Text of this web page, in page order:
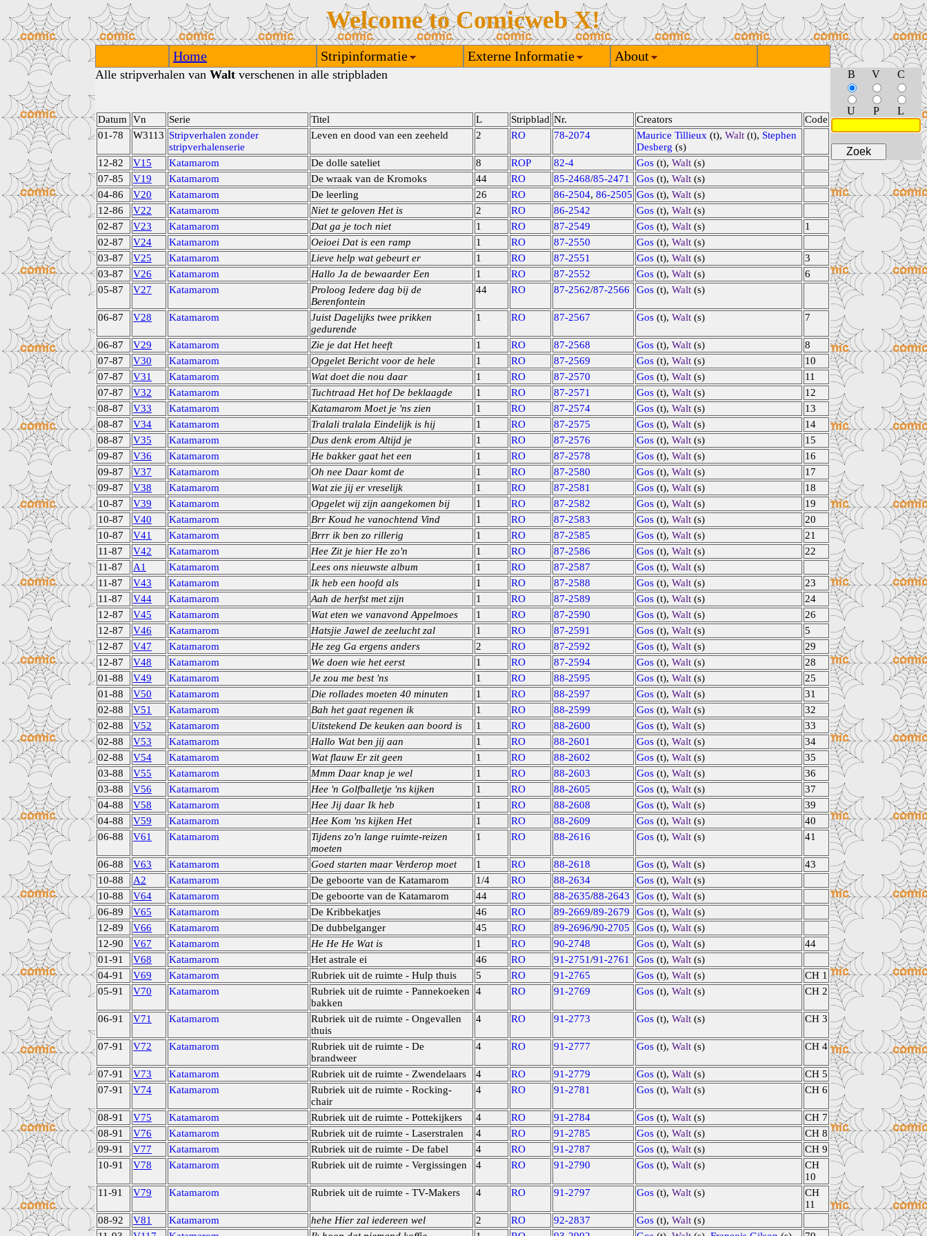
Welcome to Comicweb X!
Home Stripinformatie Externe Informatie About
Alle stripverhalen van Walt verschenen in alle stripbladen
Datum Vn Serie Titel L Stripblad Nr. Creators
Code
01-78
W3113 Stripverhalen zonder
stripverhalenserie
Leven en dood van een zeeheld 2 RO 78-2074 Maurice Tillieux (t), Walt (t), Stephen
Desberg (s)
12-82
V15 Katamarom De dolle sateliet 8 ROP 82-4 Gos (t), Walt (s)
07-85
V19 Katamarom De wraak van de Kromoks 44 RO 85-2468/85-2471 Gos (t), Walt (s)
04-86
V20 Katamarom De leerling 26 RO 86-2504, 86-2505 Gos (t), Walt (s)
12-86
V22 Katamarom Niet te geloven Het is 2 RO 86-2542 Gos (t), Walt (s)
02-87
V23 Katamarom Dat ga je toch niet 1 RO 87-2549 Gos (t), Walt (s)
1
02-87
V24 Katamarom Oeioei Dat is een ramp 1 RO 87-2550 Gos (t), Walt (s)
03-87
V25 Katamarom Lieve help wat gebeurt er 1 RO 87-2551 Gos (t), Walt (s)
3
03-87
V26 Katamarom Hallo Ja de bewaarder Een 1 RO 87-2552 Gos (t), Walt (s)
6
05-87
V27 Katamarom
Proloog Iedere dag bij de
Berenfontein
44 RO 87-2562/87-2566 Gos (t), Walt (s)
06-87 V28 Katamarom
Juist Dagelijks twee prikken
gedurende
1 RO 87-2567 Gos (t), Walt (s) 7
06-87 V29 Katamarom Zie je dat Het heeft 1 RO 87-2568 Gos (t), Walt (s)
8
07-87
V30 Katamarom Opgelet Bericht voor de hele 1 RO 87-2569 Gos (t), Walt (s)
10
07-87
V31 Katamarom Wat doet die nou daar 1 RO 87-2570 Gos (t), Walt (s)
11
07-87
V32 Katamarom Tuchtraad Het hof De beklaagde 1 RO 87-2571 Gos (t), Walt (s)
12
08-87
V33 Katamarom Katamarom Moet je 'ns zien 1 RO 87-2574 Gos (t), Walt (s)
13
08-87
V34 Katamarom Tralali tralala Eindelijk is hij 1 RO 87-2575 Gos (t), Walt (s)
14
08-87
V35 Katamarom Dus denk erom Altijd je 1 RO 87-2576 Gos (t), Walt (s)
15
09-87
V36 Katamarom He bakker gaat het een 1 RO 87-2578 Gos (t), Walt (s)
16
09-87
V37 Katamarom Oh nee Daar komt de 1 RO 87-2580 Gos (t), Walt (s)
17
09-87
V38 Katamarom Wat zie jij er vreselijk 1 RO 87-2581 Gos (t), Walt (s)
18
10-87
V39 Katamarom Opgelet wij zijn aangekomen bij 1 RO 87-2582 Gos (t), Walt (s)
19
10-87
V40 Katamarom Brr Koud he vanochtend Vind 1 RO 87-2583 Gos (t), Walt (s)
20
10-87
V41 Katamarom Brrr ik ben zo rillerig 1 RO 87-2585 Gos (t), Walt (s)
21
11-87
V42 Katamarom Hee Zit je hier He zo'n 1 RO 87-2586 Gos (t), Walt (s)
22
11-87
A1 Katamarom Lees ons nieuwste album 1 RO 87-2587 Gos (t), Walt (s)
11-87
V43 Katamarom Ik heb een hoofd als 1 RO 87-2588 Gos (t), Walt (s)
23
11-87
V44 Katamarom Aah de herfst met zijn 1 RO 87-2589 Gos (t), Walt (s)
24
12-87
V45 Katamarom Wat eten we vanavond Appelmoes 1 RO 87-2590 Gos (t), Walt (s)
26
12-87
V46 Katamarom Hatsjie Jawel de zeelucht zal 1 RO 87-2591 Gos (t), Walt (s)
5
12-87
V47 Katamarom He zeg Ga ergens anders 2 RO 87-2592 Gos (t), Walt (s)
29
12-87
V48 Katamarom We doen wie het eerst 1 RO 87-2594 Gos (t), Walt (s)
28
01-88
V49 Katamarom Je zou me best 'ns 1 RO 88-2595 Gos (t), Walt (s)
25
01-88
V50 Katamarom Die rollades moeten 40 minuten 1 RO 88-2597 Gos (t), Walt (s)
31
02-88
V51 Katamarom Bah het gaat regenen ik 1 RO 88-2599 Gos (t), Walt (s)
32
02-88
V52 Katamarom Uitstekend De keuken aan boord is 1 RO 88-2600 Gos (t), Walt (s)
33
02-88
V53 Katamarom Hallo Wat ben jij aan 1 RO 88-2601 Gos (t), Walt (s)
34
02-88
V54 Katamarom Wat flauw Er zit geen 1 RO 88-2602 Gos (t), Walt (s)
35
03-88
V55 Katamarom Mmm Daar knap je wel 1 RO 88-2603 Gos (t), Walt (s)
36
03-88
V56 Katamarom Hee 'n Golfballetje 'ns kijken 1 RO 88-2605 Gos (t), Walt (s)
37
04-88
V58 Katamarom Hee Jij daar Ik heb 1 RO 88-2608 Gos (t), Walt (s)
39
04-88
V59 Katamarom Hee Kom 'ns kijken Het 1 RO 88-2609 Gos (t), Walt (s)
40
06-88
V61 Katamarom
Tijdens zo'n lange ruimte-reizen
moeten
1 RO 88-2616 Gos (t), Walt (s) 41
06-88 V63 Katamarom Goed starten maar Verderop moet 1 RO 88-2618 Gos (t), Walt (s)
43
10-88
A2 Katamarom De geboorte van de Katamarom 1/4 RO 88-2634 Gos (t), Walt (s)
10-88
V64 Katamarom De geboorte van de Katamarom 44 RO 88-2635/88-2643 Gos (t), Walt (s)
06-89
V65 Katamarom De Kribbekatjes 46 RO 89-2669/89-2679 Gos (t), Walt (s)
12-89
V66 Katamarom De dubbelganger 45 RO 89-2696/90-2705 Gos (t), Walt (s)
12-90
V67 Katamarom He He He Wat is 1 RO 90-2748 Gos (t), Walt (s)
44
01-91
V68 Katamarom Het astrale ei 46 RO 91-2751/91-2761 Gos (t), Walt (s)
04-91
V69 Katamarom Rubriek uit de ruimte - Hulp thuis 5 RO 91-2765 Gos (t), Walt (s)
CH 1
05-91
V70 Katamarom
Rubriek uit de ruimte - Pannekoeken
bakken
4 RO 91-2769 Gos (t), Walt (s) CH 2
06-91 V71 Katamarom
Rubriek uit de ruimte - Ongevallen
thuis
4 RO 91-2773 Gos (t), Walt (s) CH 3
07-91 V72 Katamarom
Rubriek uit de ruimte - De
brandweer
4 RO 91-2777 Gos (t), Walt (s) CH 4
07-91 V73 Katamarom Rubriek uit de ruimte - Zwendelaars 4 RO 91-2779 Gos (t), Walt (s)
CH 5
07-91
V74 Katamarom
Rubriek uit de ruimte - Rocking-
chair
4 RO 91-2781 Gos (t), Walt (s) CH 6
08-91 V75 Katamarom Rubriek uit de ruimte - Pottekijkers 4 RO 91-2784 Gos (t), Walt (s)
CH 7
08-91
V76 Katamarom Rubriek uit de ruimte - Laserstralen 4 RO 91-2785 Gos (t), Walt (s)
CH 8
09-91
V77 Katamarom Rubriek uit de ruimte - De fabel 4 RO 91-2787 Gos (t), Walt (s)
CH 9
10-91
V78 Katamarom Rubriek uit de ruimte - Vergissingen 4 RO 91-2790 Gos (t), Walt (s)
CH
10
11-91
V79 Katamarom Rubriek uit de ruimte - TV-Makers 4 RO 91-2797 Gos (t), Walt (s)
CH
11
08-92
V81 Katamarom hehe Hier zal iedereen wel 2 RO 92-2837 Gos (t), Walt (s)
B V C
U P L